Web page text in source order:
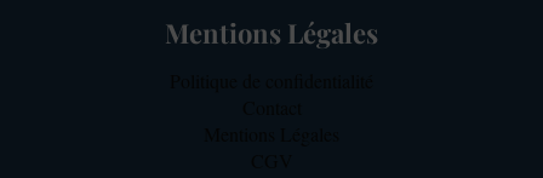
Mentions Légales